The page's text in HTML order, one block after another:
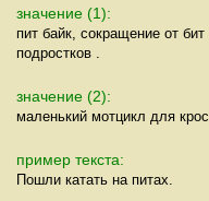
значение (1):
пит байк, сокращение от
подростков .
значение (2):
маленький мотцикл для
пример текста:
Пошли катать на питах.